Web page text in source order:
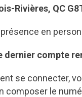
Rivières, QC
en
dernier compte
se connecter,
composer le